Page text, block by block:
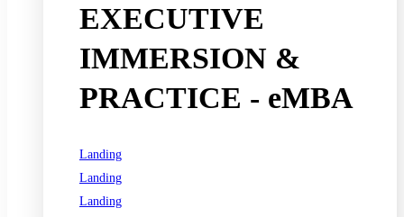
EXECUTIVE
IMMERSION &
PRACTICE - eMBA
Landing
Landing
Landing